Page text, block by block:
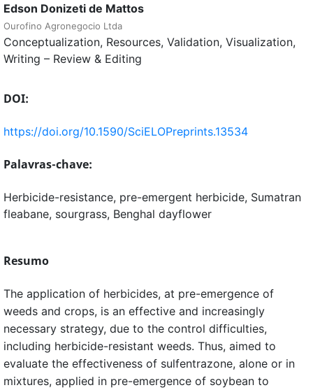
Edson Donizeti de Mattos
Ourofino Agronegocio Ltda
Conceptualization Resources Validation Visualization
Writing – Review & Editing
DOI:
https://doi.org/10.1590/SciELOPreprints.13534
Palavras-chave:
Herbicide-resistance, pre-emergent herbicide, Sumatran
fleabane, sourgrass, Benghal dayflower
Resumo
The application of herbicides, at pre-emergence of
weeds and crops, is an effective and increasingly
necessary strategy, due to the control difficulties,
including herbicide-resistant weeds. Thus, aimed to
evaluate the effectiveness of sulfentrazone, alone or in
mixtures, applied in pre-emergence of soybean to